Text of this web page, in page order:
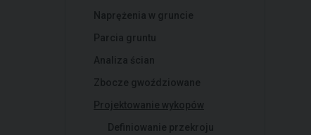
Naprężenia w gruncie
Parcia gruntu
Analiza ścian
Zbocze gwoździowane
Projektowanie wykopów
Definiowanie przekroju